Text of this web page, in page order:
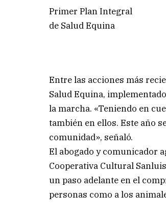
Primer Plan Integral
de Salud Equina
Entre las acciones más
Salud Equina,
la marcha. «Teniendo en
también en ellos. Este año
comunidad», señaló.
El abogado y comunicador
Cooperativa Cultural
un paso adelante en el
personas como a los